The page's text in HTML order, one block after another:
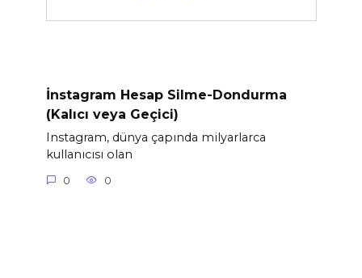
İnstagram Hesap Silme-Dondurma
(Kalıcı veya Geçici)
Instagram, dünya çapında milyarlarca
kullanıcısı olan
0 0